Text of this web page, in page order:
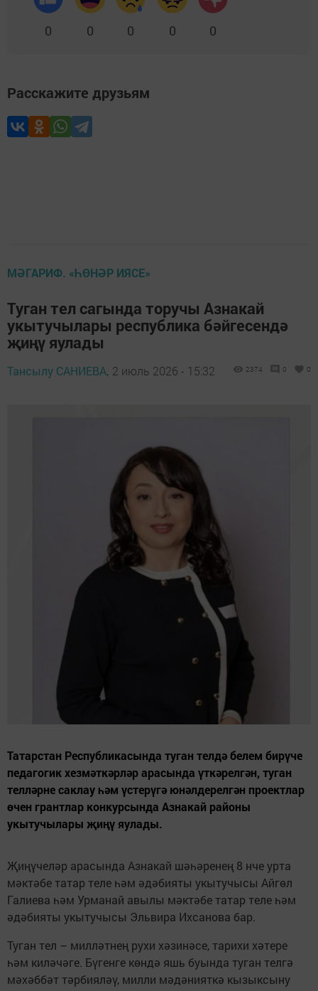
0 0 0 0 0
Расскажите друзьям
МӘГАРИФ. «ҺӨНӘР ИЯСЕ»
Туган тел сагында торучы Азнакай
укытучылары республика бәйгесендә
җиңү яулады
Тансылу САНИЕВА, 2 июль 2026 - 15:32 2374 0 0
Татарстан Республикасында туган телдә белем бирүче
педагогик хезмәткәрләр арасында үткәрелгән, туган
телләрне саклау һәм үстерүгә юнәлдерелгән проектлар
өчен грантлар конкурсында Азнакай районы
укытучылары җиңү яулады.
Җиңүчеләр арасында Азнакай шәһәренең 8 нче урта
мәктәбе татар теле һәм әдәбияты укытучысы Айгөл
Галиева һәм Урманай авылы мәктәбе татар теле һәм
әдәбияты укытучысы Эльвира Ихсанова бар.
Туган тел – милләтнең рухи хәзинәсе, тарихи хәтере
һәм киләчәге. Бүгенге көндә яшь буында туган телгә
мәхәббәт тәрбияләү, милли мәдәнияткә кызыксыну